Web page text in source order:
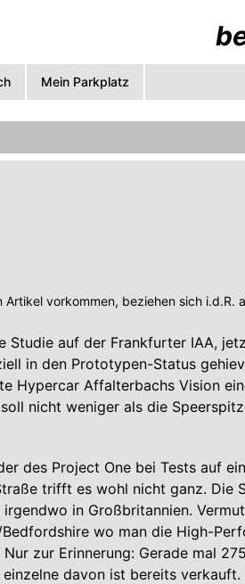
Mein Parkplatz
Artikel vorkommen, beziehen sich i.d.R.
Studie auf der Frankfurter IAA,
in den Prototypen-Status
Hypercar Affalterbachs Vision
nicht weniger als die
des Project One bei Tests auf
trifft es wohl nicht ganz. Die
in Großbritannien.
wo man die High-
zur Erinnerung: Gerade mal
davon ist bereits verkauft.